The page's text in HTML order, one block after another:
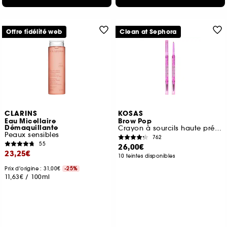
CLARINS
Eau Micellaire
Démaquillante
Peaux sensibles
55
23,25€
Prix d'origine : 31,00€ -25%
11,63€ / 100ml
Offre fidélité web
KOSAS
Brow Pop
Crayon à sourcils haute précision
762
26,00€
10 teintes disponibles
Clean at Sephora